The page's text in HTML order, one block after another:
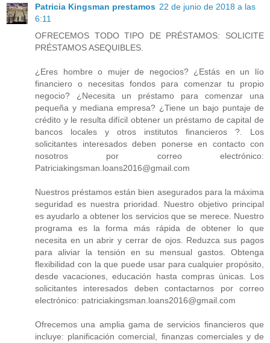
Patricia Kingsman prestamos 22 de junio de 2018 a las
6:11
OFRECEMOS TODO TIPO DE PRÉSTAMOS: SOLICITE
PRÉSTAMOS ASEQUIBLES.
¿Eres hombre o mujer de negocios? ¿Estás en un lío
financiero o necesitas fondos para comenzar tu propio
negocio? ¿Necesita un préstamo para comenzar una
pequeña y mediana empresa? ¿Tiene un bajo puntaje de
crédito y le resulta difícil obtener un préstamo de capital de
bancos locales y otros institutos financieros ?. Los
solicitantes interesados ​​deben ponerse en contacto con
nosotros por correo electrónico:
Patriciakingsman.loans2016@gmail.com
Nuestros préstamos están bien asegurados para la máxima
seguridad es nuestra prioridad. Nuestro objetivo principal
es ayudarlo a obtener los servicios que se merece. Nuestro
programa es la forma más rápida de obtener lo que
necesita en un abrir y cerrar de ojos. Reduzca sus pagos
para aliviar la tensión en su mensual gastos. Obtenga
flexibilidad con la que puede usar para cualquier propósito,
desde vacaciones, educación hasta compras únicas. Los
solicitantes interesados ​​deben contactarnos por correo
electrónico: patriciakingsman.loans2016@gmail.com
Ofrecemos una amplia gama de servicios financieros que
incluye: planificación comercial, finanzas comerciales y de